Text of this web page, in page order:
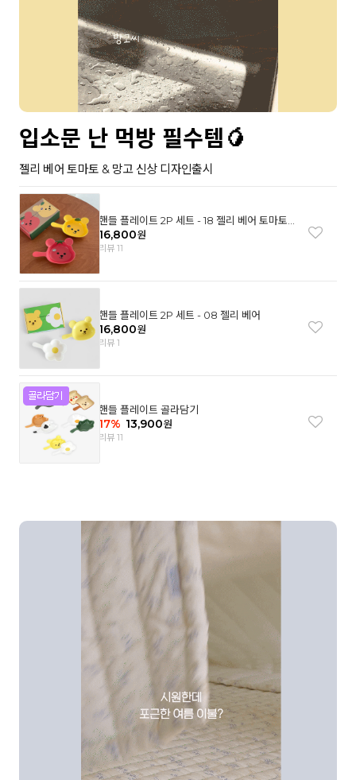
입소문 난 먹방 필수템🥭
젤리 베어 토마토 & 망고 신상 디자인출시
핸들 플레이트 2P 세트 - 18 젤리 베어 토마토
& 망고
16,800원
리뷰 11
핸들 플레이트 2P 세트 - 08 젤리 베어
16,800원
리뷰 1
핸들 플레이트 골라담기
17% 13,900원
리뷰 11